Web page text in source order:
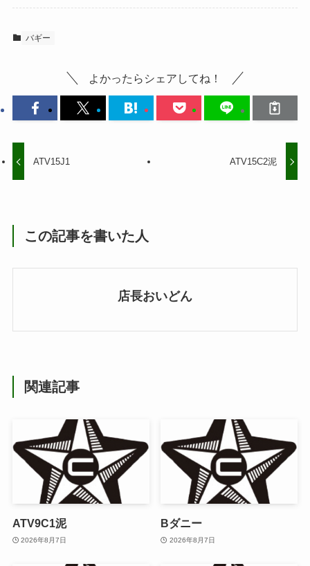
バギー
よかったらシェアしてね！
ATV15J1 ATV15C2泥
この記事を書いた人
店長おいどん
関連記事
ATV9C1泥
2026年8月7日
Bダニー
2026年8月7日